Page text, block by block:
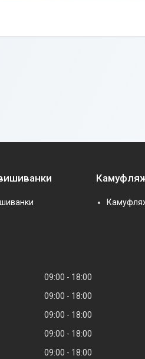
вишиванки
09:00
18:00
09:00
18:00
09:00
18:00
09:00
18:00
09:00
18:00